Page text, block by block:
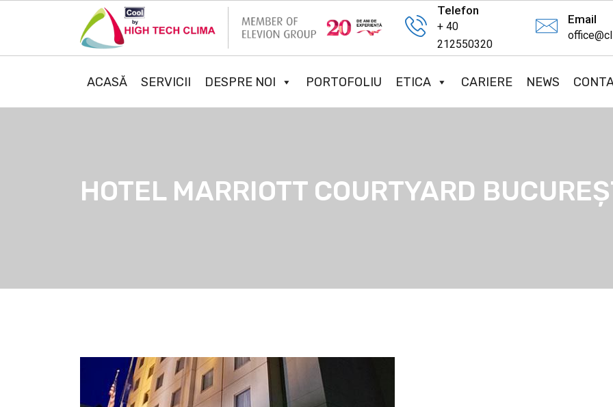
Telefon
+ 40
212550320
Email
ACASĂ SERVICII DESPRE NOI PORTOFOLIU ETICA CARIERE NEWS
HOTEL MARRIOTT COURTYARD